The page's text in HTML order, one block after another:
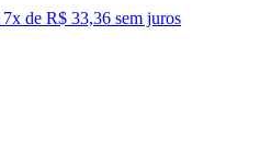
7x de R$ 33,36 sem juros